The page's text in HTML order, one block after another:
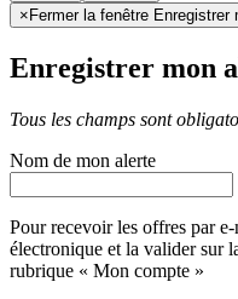
× Fermer la fenêtre Enregistrer
Enregistrer mon
Tous les champs sont
Nom de mon alerte
Pour recevoir les offres par
électronique et la valider sur
rubrique « Mon compte »